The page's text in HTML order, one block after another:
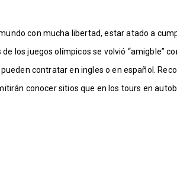
con mucha libertad, estar atado a
los juegos olímpicos se volvió “amigble”
contratar en ingles o en español.
conocer sitios que en los tours en